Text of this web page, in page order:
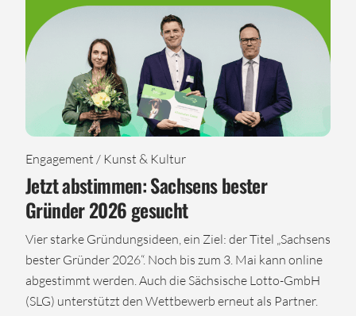
Engagement / Kunst & Kultur
Jetzt abstimmen: Sachsens bester
Gründer 2026 gesucht
Vier starke Gründungsideen, ein Ziel: der Titel „Sachsens
bester Gründer 2026“. Noch bis zum 3. Mai kann online
abgestimmt werden. Auch die Sächsische Lotto-GmbH
(SLG) unterstützt den Wettbewerb erneut als Partner.